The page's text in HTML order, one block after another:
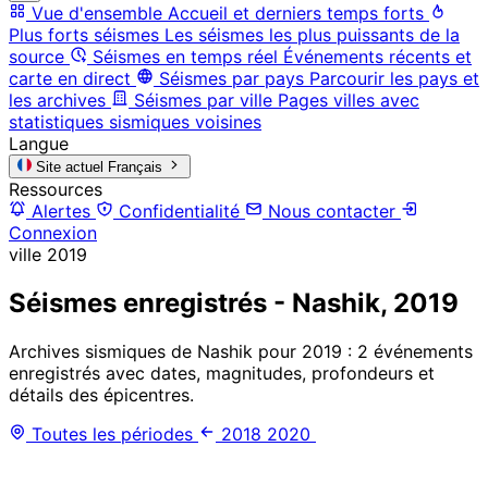
Vue d'ensemble Accueil et derniers temps forts
Plus forts séismes Les séismes les plus puissants de la
source
Séismes en temps réel Événements récents et
carte en direct
Séismes par pays Parcourir les pays et
les archives
Séismes par ville Pages villes avec
statistiques sismiques voisines
Langue
Site actuel Français
Ressources
Alertes
Confidentialité
Nous contacter
Connexion
ville 2019
Séismes enregistrés - Nashik, 2019
Archives sismiques de Nashik pour 2019 : 2 événements
enregistrés avec dates, magnitudes, profondeurs et
détails des épicentres.
Toutes les périodes
2018 2020